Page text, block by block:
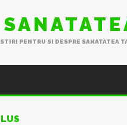
PENTRU SI DESPRE SANATATEA